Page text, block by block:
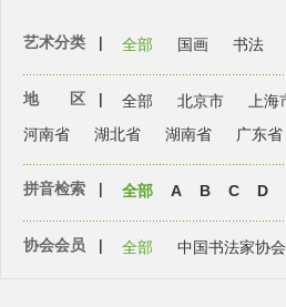
艺术分类 | 全部 国画 书法
地 区 | 全部 北京市 上海
河南省
湖北省 湖南省 广东省
拼音检索 | 全部 A B C D
协会会员 | 全部 中国书法家协会